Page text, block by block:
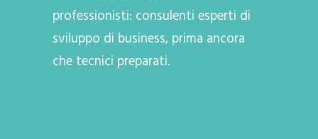
professionisti: consulenti esperti di
sviluppo di business, prima ancora
che tecnici preparati.